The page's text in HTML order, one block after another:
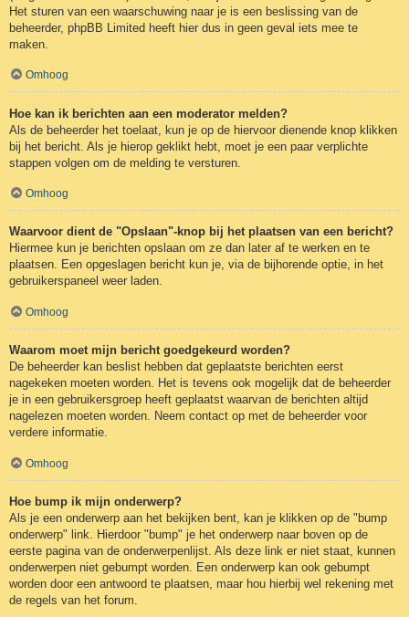
Het sturen van een waarschuwing naar je is een beslissing van de
beheerder, phpBB Limited heeft hier dus in geen geval iets mee te
maken.
Omhoog
Hoe kan ik berichten aan een moderator melden?
Als de beheerder het toelaat, kun je op de hiervoor dienende knop klikken
bij het bericht. Als je hierop geklikt hebt, moet je een paar verplichte
stappen volgen om de melding te versturen.
Omhoog
Waarvoor dient de "Opslaan"-knop bij het plaatsen van een bericht?
Hiermee kun je berichten opslaan om ze dan later af te werken en te
plaatsen. Een opgeslagen bericht kun je, via de bijhorende optie, in het
gebruikerspaneel weer laden.
Omhoog
Waarom moet mijn bericht goedgekeurd worden?
De beheerder kan beslist hebben dat geplaatste berichten eerst
nagekeken moeten worden. Het is tevens ook mogelijk dat de beheerder
je in een gebruikersgroep heeft geplaatst waarvan de berichten altijd
nagelezen moeten worden. Neem contact op met de beheerder voor
verdere informatie.
Omhoog
Hoe bump ik mijn onderwerp?
Als je een onderwerp aan het bekijken bent, kan je klikken op de "bump
onderwerp" link. Hierdoor "bump" je het onderwerp naar boven op de
eerste pagina van de onderwerpenlijst. Als deze link er niet staat, kunnen
onderwerpen niet gebumpt worden. Een onderwerp kan ook gebumpt
worden door een antwoord te plaatsen, maar hou hierbij wel rekening met
de regels van het forum.